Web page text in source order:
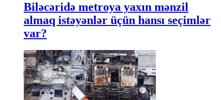
Biləcəridə metroya yaxın mənzil
almaq istəyənlər üçün hansı seçimlər
var?